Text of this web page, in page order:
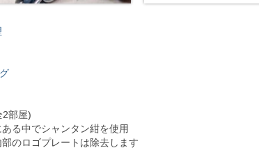
2部屋)
る中でシャンタン紺を使用
のロゴプレートは除去します